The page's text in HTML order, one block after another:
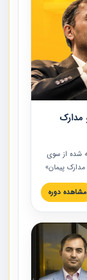
مدارک
شده از سوی
پیمان»
آموزش
بندی اسناد
شده است.
مشاهده دوره